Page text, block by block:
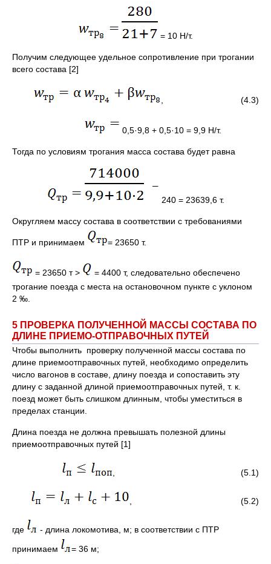
= 10 Н/т.
Получим следующее удельное сопротивление при трогании
всего состава [2]
, (4.3)
0,5·9,8 + 0,5·10 = 9,9 Н/т.
Тогда по условиям трогания масса состава будет равна
240 = 23639,6 т.
Округляем массу состава в соответствии с требованиями
ПТР и принимаем = 23650 т.
= 23650 т >
= 4400 т, следовательно обеспечено
трогание поезда с места на остановочном пункте с уклоном
2 ‰.
5 ПРОВЕРКА ПОЛУЧЕННОЙ МАССЫ СОСТАВА ПО
ДЛИНЕ ПРИЕМО-ОТПРАВОЧНЫХ ПУТЕЙ
Чтобы выполнить проверку полученной массы состава по
длине приемоотправочных путей, необходимо определить
число вагонов в составе, длину поезда и сопоставить эту
длину с заданной длиной приемоотправочных путей, т. к.
поезд может быть слишком длинным, чтобы уместиться в
пределах станции.
Длина поезда не должна превышать полезной длины
приемоотправочных путей [1]
, (5.1)
, (5.2)
где
‑ длина локомотива, м; в соответствии с ПТР
принимаем
= 36 м;